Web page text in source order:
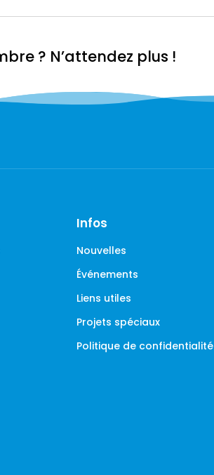
? N’attendez plus !
Infos
Nouvelles
Événements
Liens utiles
Projets spéciaux
Politique de confidentialité